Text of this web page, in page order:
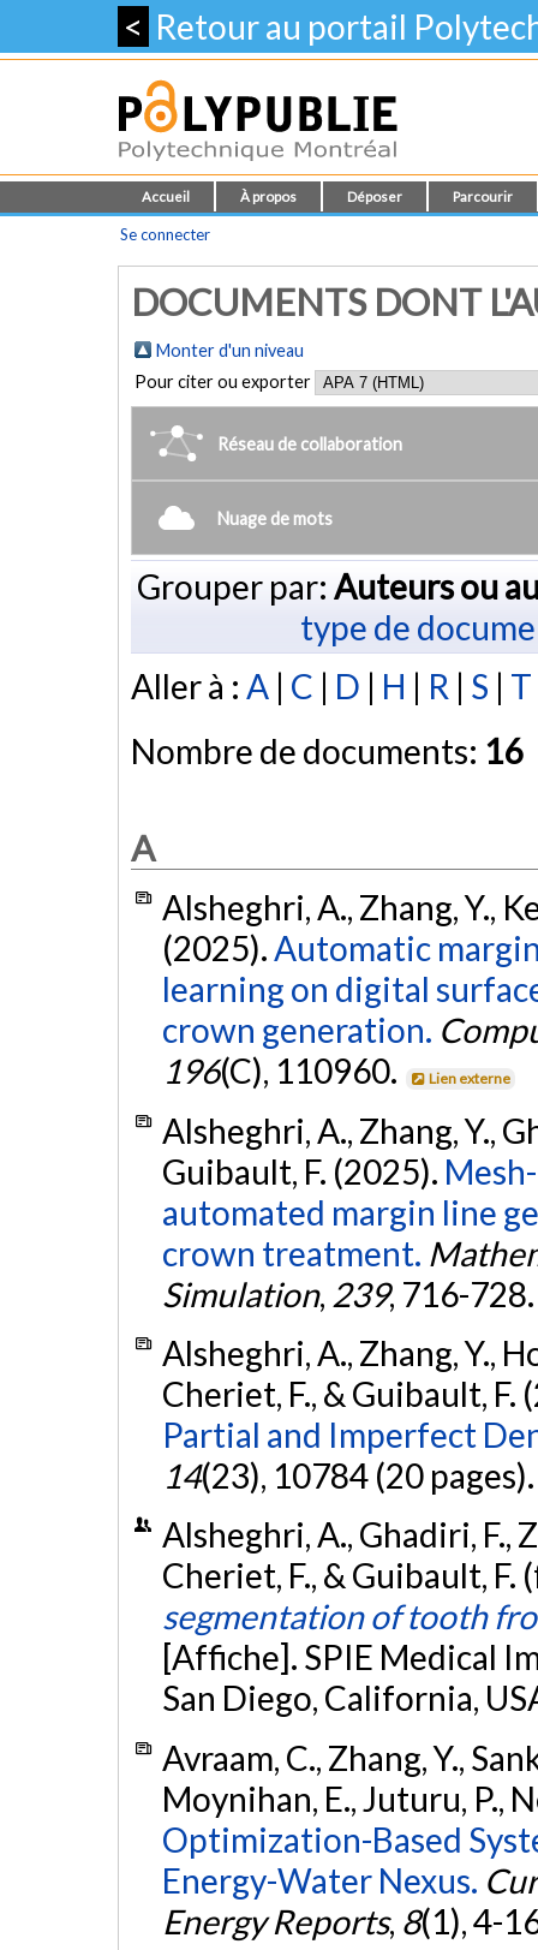
< Retour au portail
Accueil À propos Déposer Parcourir
Se connecter
DOCUMENTS DONT
Monter d'un niveau
Pour citer ou exporter
Réseau de collaboration
Nuage de mots
Grouper par: Auteurs ou
type de
Aller à : A | C | D | H | R | S | T
Nombre de documents: 16
A
Alsheghri, A., Zhang, Y.,
(2025).Automatic
learning on digital
crown generation.
196(C), 110960. Lien externe
Alsheghri, A., Zhang, Y.,
Guibault, F. (2025).
automated margin line
crown treatment.
Simulation, 239, 716-
Alsheghri, A., Zhang, Y.,
Cheriet, F., & Guibault, F.
Partial and Imperfect
14(23), 10784 (20
Alsheghri, A., Ghadiri, F.,
Cheriet, F., & Guibault,
segmentation of tooth
[Affiche]. SPIE Medical
San Diego, California,
Avraam, C., Zhang, Y.,
Moynihan, E., Juturu, P.,
Optimization-Based
Energy-Water Nexus.
Energy Reports, 8(1), 4-